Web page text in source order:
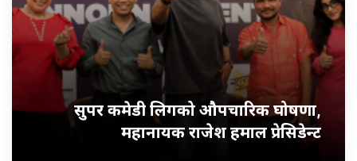
सुपर कमेडी लिगको औपचारिक घोषणा,
महानायक राजेश हमाल प्रेसिडेन्ट